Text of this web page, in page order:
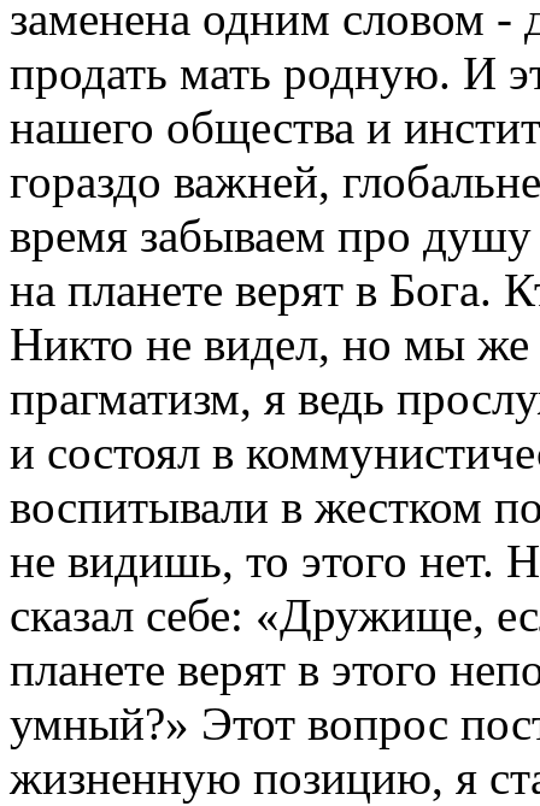
заменена одним словом -
продать мать родную. И
нашего общества и
гораздо важней,
время забываем про
на планете верят в Бога.
Никто не видел, но мы
прагматизм, я ведь
и состоял в
воспитывали в жестком
не видишь, то этого нет.
сказал себе: «Дружище,
планете верят в этого
умный?» Этот вопрос
жизненную позицию, я